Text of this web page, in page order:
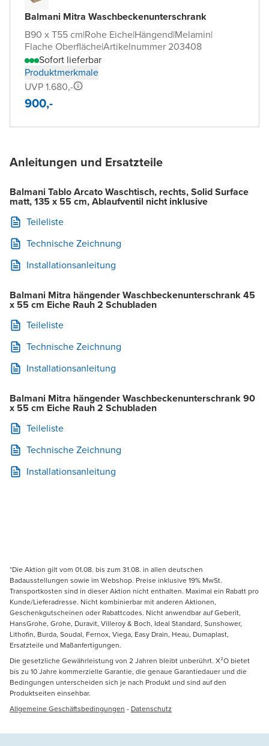
Balmani Mitra Waschbeckenunterschrank
B90 x T55 cm|Rohe Eiche|Hängend|Melamin|
Flache Oberfläche|Artikelnummer 203408
Sofort lieferbar
Produktmerkmale
UVP 1.680,-
900,-
Anleitungen und Ersatzteile
Balmani Tablo Arcato Waschtisch, rechts, Solid Surface
matt, 135 x 55 cm, Ablaufventil nicht inklusive
Teileliste
Technische Zeichnung
Installationsanleitung
Balmani Mitra hängender Waschbeckenunterschrank 45
x 55 cm Eiche Rauh 2 Schubladen
Teileliste
Technische Zeichnung
Installationsanleitung
Balmani Mitra hängender Waschbeckenunterschrank 90
x 55 cm Eiche Rauh 2 Schubladen
Teileliste
Technische Zeichnung
Installationsanleitung
*Die Aktion gilt vom 01.08. bis zum 31.08. in allen deutschen
Badausstellungen sowie im Webshop. Preise inklusive 19% MwSt.
Transportkosten sind in dieser Aktion nicht enthalten. Maximal ein Rabatt pro
Kunde/Lieferadresse. Nicht kombinierbar mit anderen Aktionen,
Geschenkgutscheinen oder Rabattcodes. Nicht anwendbar auf Geberit,
HansGrohe, Grohe, Duravit, Villeroy & Boch, Ideal Standard, Sunshower,
Lithofin, Burda, Soudal, Fernox, Viega, Easy Drain, Heau, Dumaplast,
Ersatzteile und Maßanfertigungen.
Die gesetzliche Gewährleistung von 2 Jahren bleibt unberührt. X²O bietet
bis zu 10 Jahre kommerzielle Garantie, die genaue Garantiedauer und die
Bedingungen unterscheiden sich je nach Produkt und sind auf den
Produktseiten einsehbar.
Allgemeine Geschäftsbedingungen - Datenschutz